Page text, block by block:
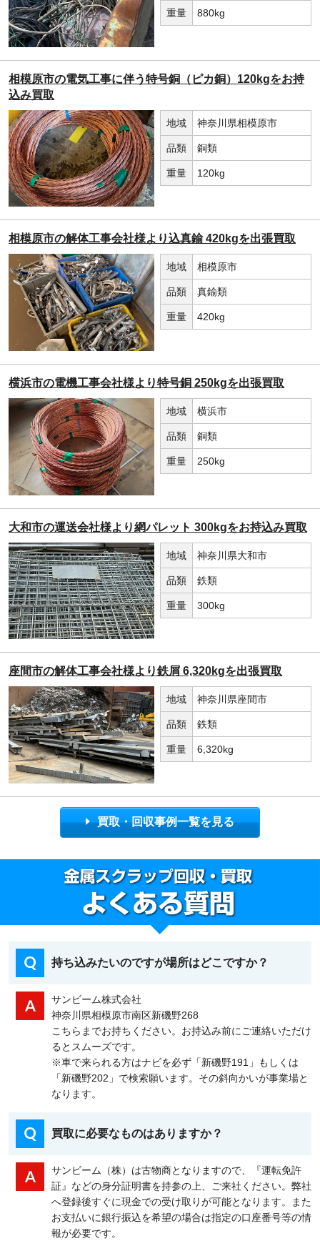
重量 880kg
相模原市の電気工事に伴う特号銅（ピカ銅）120kgをお持
込み買取
地域 神奈川県相模原市
品類 銅類
重量 120kg
相模原市の解体工事会社様より込真鍮 420kgを出張買取
地域 相模原市
品類 真鍮類
重量 420kg
横浜市の電機工事会社様より特号銅 250kgを出張買取
地域 横浜市
品類 銅類
重量 250kg
大和市の運送会社様より網パレット 300kgをお持込み買取
地域 神奈川県大和市
品類 鉄類
重量 300kg
座間市の解体工事会社様より鉄屑 6,320kgを出張買取
地域 神奈川県座間市
品類 鉄類
重量 6,320kg
買取・回収事例一覧を見る
持ち込みたいのですが場所はどこですか？
サンビーム株式会社
神奈川県相模原市南区新磯野268
こちらまでお持ちください。お持込み前にご連絡いただけ
るとスムーズです。
※車で来られる方はナビを必ず「新磯野191」もしくは
「新磯野202」で検索願います。その斜向かいが事業場と
なります。
買取に必要なものはありますか？
サンビーム（株）は古物商となりますので、『運転免許
証』などの身分証明書を持参の上、ご来社ください。弊社
へ登録後すぐに現金での受け取りが可能となります。また
お支払いに銀行振込を希望の場合は指定の口座番号等の情
報が必要です。